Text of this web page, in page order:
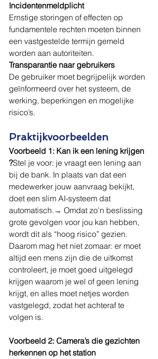
Incidentenmeldplicht
Ernstige storingen of effecten op
fundamentele rechten moeten binnen
een vastgestelde termijn gemeld
worden aan autoriteiten.
Transparantie naar gebruikers
De gebruiker moet begrijpelijk worden
geïnformeerd over het systeem, de
werking, beperkingen en mogelijke
risico’s.
Praktijkvoorbeelden
Voorbeeld 1: Kan ik een lening krijgen
?Stel je voor: je vraagt een lening aan
bij de bank. In plaats van dat een
medewerker jouw aanvraag bekijkt,
doet een slim AI-systeem dat
automatisch.→ Omdat zo’n beslissing
grote gevolgen voor jou kan hebben,
wordt dit als “hoog risico” gezien.
Daarom mag het niet zomaar: er moet
altijd een mens zijn die de uitkomst
controleert, je moet goed uitgelegd
krijgen waarom je wel of geen lening
krijgt, en alles moet netjes worden
vastgelegd, zodat het achteraf te
volgen is.
Voorbeeld 2: Camera’s die gezichten
herkennen op het station